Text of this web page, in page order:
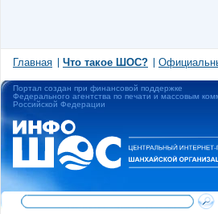
Главная Что такое ШОС?
Портал создан при финансовой поддержке
Федерального агентства по печати и массовым
Российской Федерации